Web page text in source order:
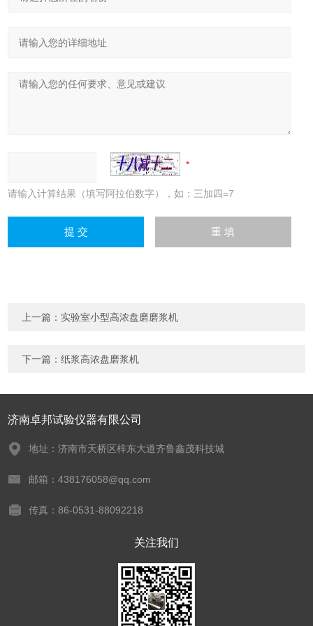
请输入计算结果（填写阿拉伯数字），如：三加四=7
上一篇： 实验室小型高浓盘磨磨浆机
下一篇：纸浆高浓盘磨浆机
济南卓邦试验仪器有限公司
地址：济南市天桥区梓东大道齐鲁鑫茂科技城
邮箱：438176058@qq.com
传真：86-0531-88092218
关注我们